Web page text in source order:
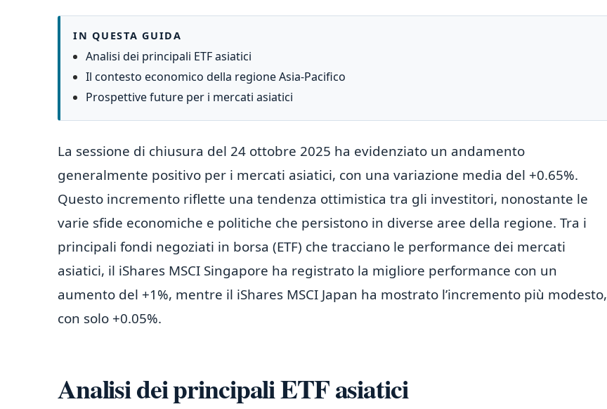
IN QUESTA GUIDA
Analisi dei principali ETF asiatici
Il contesto economico della regione Asia-Pacifico
Prospettive future per i mercati asiatici
La sessione di chiusura del 24 ottobre 2025 ha evidenziato un andamento
generalmente positivo per i mercati asiatici, con una variazione media del +0.65%.
Questo incremento riflette una tendenza ottimistica tra gli investitori, nonostante le
varie sfide economiche e politiche che persistono in diverse aree della regione. Tra i
principali fondi negoziati in borsa (ETF) che tracciano le performance dei mercati
asiatici, il iShares MSCI Singapore ha registrato la migliore performance con un
aumento del +1%, mentre il iShares MSCI Japan ha mostrato l’incremento più modesto,
con solo +0.05%.
Analisi dei principali ETF asiatici